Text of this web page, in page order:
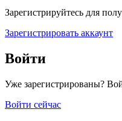
Зарегистрируйтесь для
Зарегистрировать аккаунт
Войти
Уже зарегистрированы?
Войти сейчас